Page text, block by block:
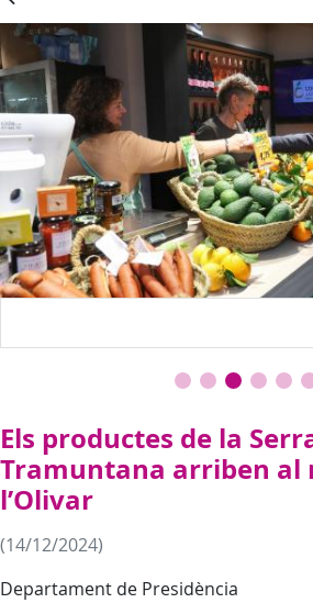
Els productes de la
Tramuntana arriben al
l’Olivar
(14/12/2024)
Departament de Presidència